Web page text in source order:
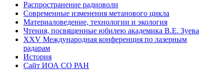
Распространение радиоволн
Современные изменения метанового цикла
Материаловедение, технологии и экология
Чтения, посвященные юбилею академика В.Е. Зуева
XXV Международная конференция по лазерным
радарам
История
Сайт ИОА СО РАН